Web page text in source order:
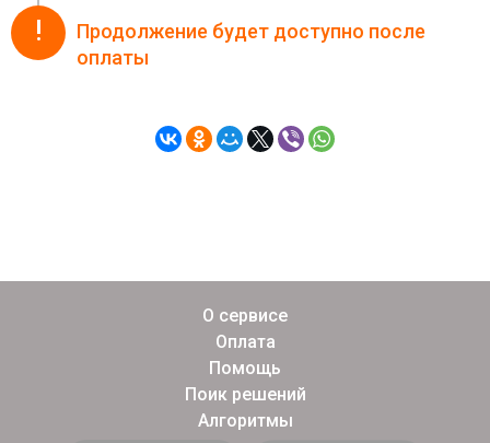
!
Продолжение будет доступно после
оплаты
О сервисе
Оплата
Помощь
Поик решений
Алгоритмы